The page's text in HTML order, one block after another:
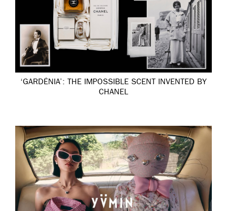
‘GARDÉNIA’: THE IMPOSSIBLE SCENT INVENTED BY
CHANEL